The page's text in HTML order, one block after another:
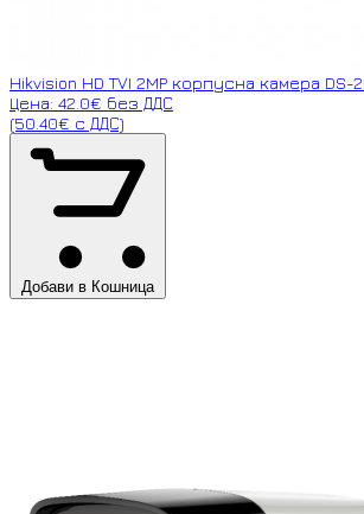
Hikvision HD TVI 2MP корпусна камера DS-
Цена: 42.0€ без ДДС
(50.40€ с ДДС)
Добави в Кошница